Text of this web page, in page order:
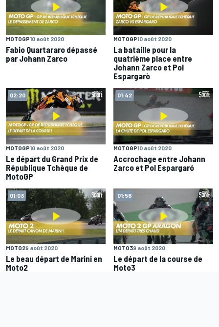
MOTOGP10 août 2020
Fabio Quartararo dépassé
par Johann Zarco
MOTOGP10 août 2020
La bataille pour la
quatrième place entre
Johann Zarco et Pol
Espargarò
02:20
MOTOGP10 août 2020
Le départ du Grand Prix de
République Tchèque de
MotoGP
01:42
MOTOGP10 août 2020
Accrochage entre Johann
Zarco et Pol Espargaró
01:03
MOTO29 août 2020
Le beau départ de Marini en
Moto2
01:56
MOTO39 août 2020
Le départ de la course de
Moto3